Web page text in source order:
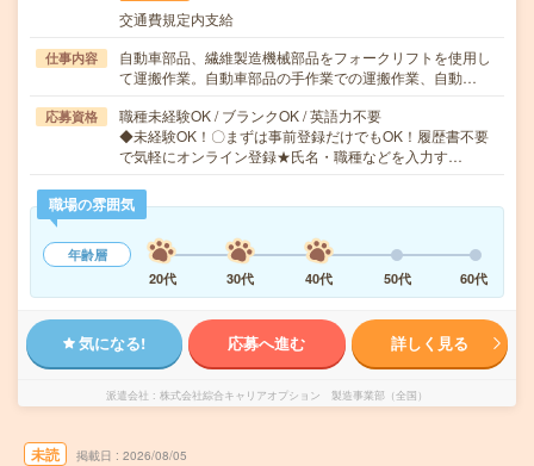
交通費規定内支給
仕事内容
自動車部品、繊維製造機械部品をフォークリフトを使用し
て運搬作業。自動車部品の手作業での運搬作業、自動…
応募資格
職種未経験OK / ブランクOK / 英語力不要
◆未経験OK！〇まずは事前登録だけでもOK！履歴書不要
で気軽にオンライン登録★氏名・職種などを入力す…
職場の雰囲気
年齢層
20代
30代 40代 50代 60代
気になる! 応募へ進む 詳しく見る
派遣会社 株式会社綜合キャリアオプション 製造事業部（全国）
未読 掲載日 2026/08/05